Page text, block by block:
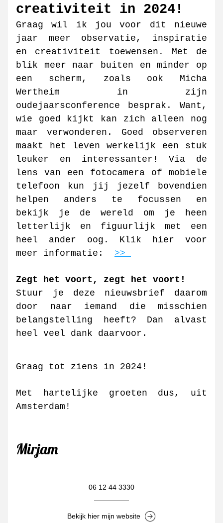
creativiteit in 2024!
Graag wil ik jou voor dit nieuwe
jaar meer observatie, inspiratie
en creativiteit toewensen. Met de
blik meer naar buiten en minder op
een scherm, zoals ook Micha
Wertheim in zijn
oudejaarsconference besprak. Want,
wie goed kijkt kan zich alleen nog
maar verwonderen. Goed observeren
maakt het leven werkelijk een stuk
leuker en interessanter! Via de
lens van een fotocamera of mobiele
telefoon kun jij jezelf bovendien
helpen anders te focussen en
bekijk je de wereld om je heen
letterlijk en figuurlijk met een
heel ander oog. Klik hier voor
meer informatie: >>
Zegt het voort, zegt het voort!
Stuur je deze nieuwsbrief daarom
door naar iemand die misschien
belangstelling heeft? Dan alvast
heel veel dank daarvoor.
Graag tot ziens in 2024!
Met hartelijke groeten dus, uit
Amsterdam!
Mirjam
06 12 44 3330
Bekijk hier mijn website